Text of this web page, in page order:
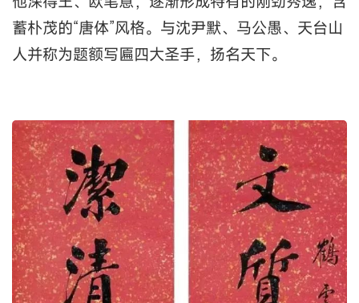
蓄朴茂的“唐体”风格。与沈尹默、马公愚、天台山
人并称为题额写匾四大圣手，扬名天下。